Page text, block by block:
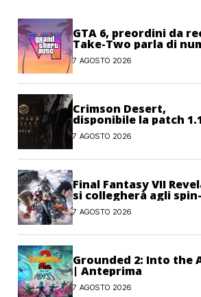
GTA 6, preordini da
Take-Two parla di
“senza precedenti”
7 AGOSTO 2026
Crimson Desert,
disponibile la patch
correzioni per sfide,
combattimento e
7 AGOSTO 2026
Final Fantasy VII
si collegherà agli
di FF7: Hamaguchi non
pone limiti
7 AGOSTO 2026
Grounded 2: Into the
| Anteprima
7 AGOSTO 2026